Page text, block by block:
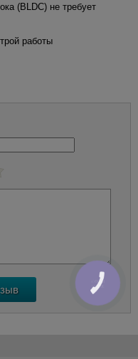
(BLDC) не требует
работы
КНОПКА
ЗВ'ЯЗКУ